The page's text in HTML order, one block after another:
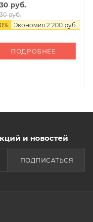
руб.
руб.
% Экономия 2 200 руб.
ПОДРОБНЕЕ
и новостей
ПОДПИСАТЬСЯ